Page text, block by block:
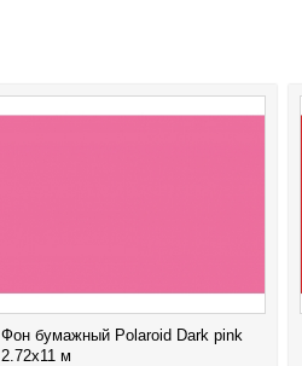
Фон бумажный Polaroid Dark pink
2.72x11 м